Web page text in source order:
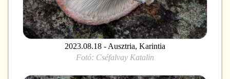
2023.08.18 - Ausztria, Karintia
Fotó: Cséfalvay Katalin